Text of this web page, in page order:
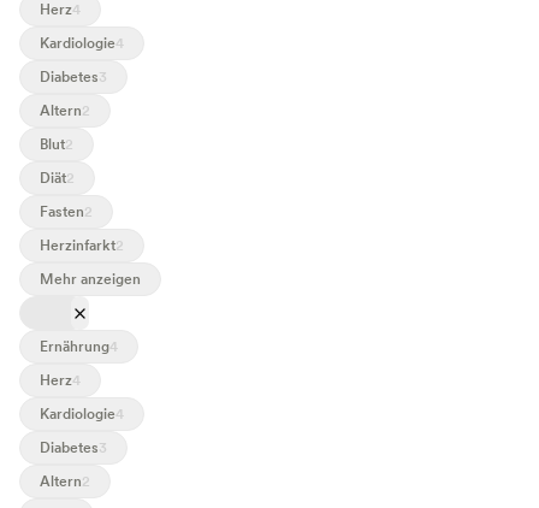
Herz4
Kardiologie4
Diabetes3
Altern2
Blut2
Diät2
Fasten2
Herzinfarkt2
Mehr anzeigen
Herz-Kreislauf-Erkrankungen
Ernährung4
Herz4
Kardiologie4
Diabetes3
Altern2